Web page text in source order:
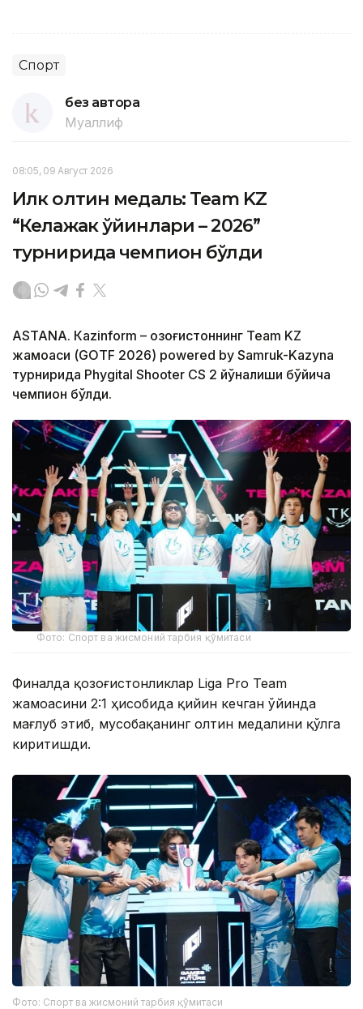
Спорт
без автора
Муаллиф
08:05, 09 Август 2026
Илк олтин медаль: Team KZ
“Келажак ўйинлари – 2026”
турнирида чемпион бўлди
ASTANА. Кazinform – Қозоғистоннинг Team KZ
жамоаси (GOTF 2026) powered by Samruk-Kazyna
турнирида Phygital Shooter CS 2 йўналиши бўйича
чемпион бўлди.
Фото: Спорт ва жисмоний тарбия қўмитаси
Финалда қозоғистонликлар Liga Pro Team
жамоасини 2:1 ҳисобида қийин кечган ўйинда
мағлуб этиб, мусобақанинг олтин медалини қўлга
киритишди.
Фото: Спорт ва жисмоний тарбия қўмитаси